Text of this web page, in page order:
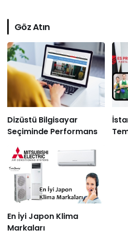
Göz Atın
Dizüstü Bilgisayar
Seçiminde Performans
En İyi Japon Klima
Markaları